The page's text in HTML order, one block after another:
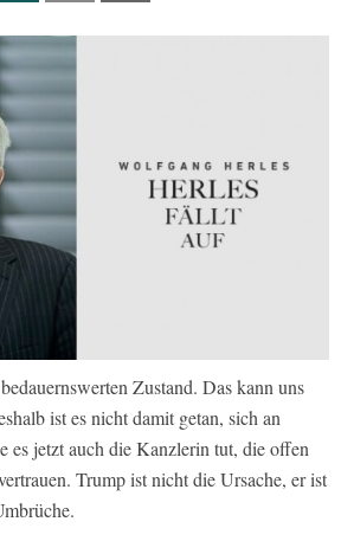
Zustand. Das kann uns
ist es nicht damit getan, sich an
es jetzt auch die Kanzlerin tut, die offen
Trump ist nicht die Ursache, er ist